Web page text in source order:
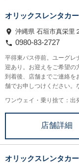
オリックスレンタカ
沖縄県 石垣市真栄里
0980-83-2727
平得東バス停前。ユーグレ
迎あり。お迎えをご希望の
到着後、店舗までご連絡を
舗でお申しつけください。
ワンウェイ・乗り捨て：出
店舗詳細
オリックスレンタカ